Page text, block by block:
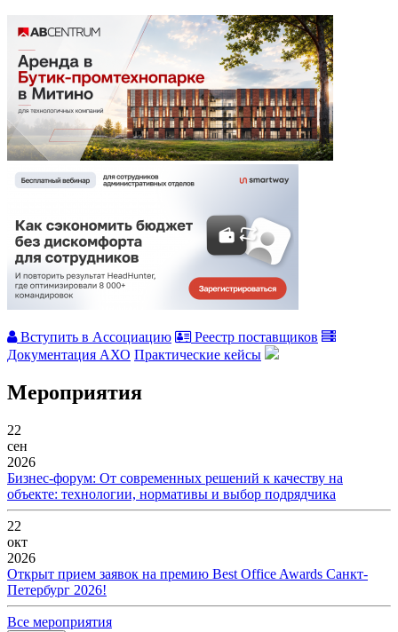
Вступить в Ассоциацию
Реестр поставщиков
Документация АХО Практические кейсы
Мероприятия
22
сен
2026
Бизнес-форум: От современных решений к качеству на
объекте: технологии, нормативы и выбор подрядчика
22
окт
2026
Открыт прием заявок на премию Best Office Awards Санкт-
Петербург 2026!
Все мероприятия